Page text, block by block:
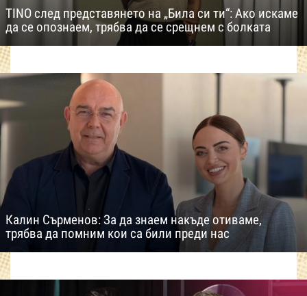
TINO след представянето на „Била си ти“: Ако искаме
да се опознаем, трябва да се срещнем с болката
Калин Сърменов: За да знаем накъде отиваме,
трябва да помним кои са били преди нас